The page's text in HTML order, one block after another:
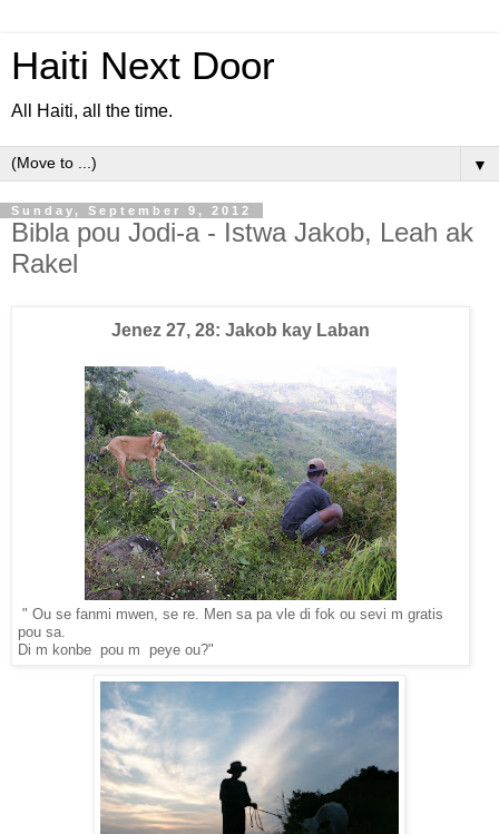
Haiti Next Door
All Haiti, all the time.
▼
Sunday, September 9, 2012
Bibla pou Jodi-a - Istwa Jakob, Leah ak
Rakel
Jenez 27, 28: Jakob kay Laban
" Ou se fanmi mwen, se re. Men sa pa vle di fok ou sevi m gratis
pou sa.
Di m konbe pou m peye ou?"